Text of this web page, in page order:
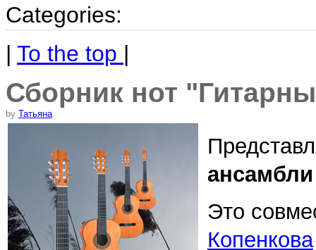
Categories:
| To the top |
Сборник нот
by Татьяна
Это
Копенкова